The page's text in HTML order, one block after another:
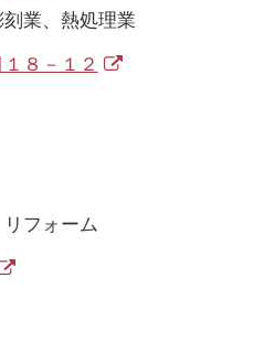
業、熱処理業
８－１２
フォーム